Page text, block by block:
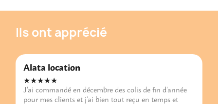
Ils ont apprécié
Alata location
★★★★★
J’ai commandé en décembre des colis de fin d’année
pour mes clients et j’ai bien tout reçu en temps et